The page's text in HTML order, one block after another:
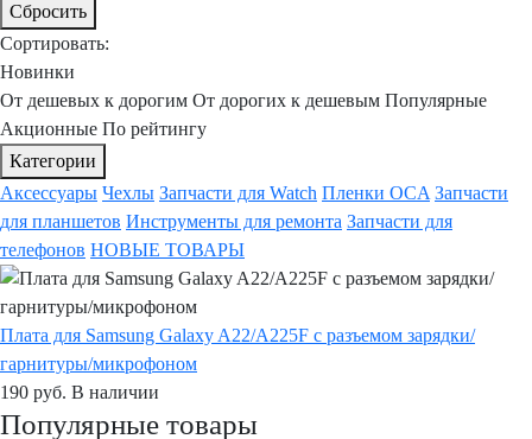
Сбросить
Сортировать:
Новинки
От дешевых к дорогим От дорогих к дешевым Популярные
Акционные По рейтингу
Категории
Аксессуары Чехлы Запчасти для Watch Пленки OCA Запчасти
для планшетов Инструменты для ремонта Запчасти для
телефонов НОВЫЕ ТОВАРЫ
Плата для Samsung Galaxy A22/A225F с разъемом зарядки/
гарнитуры/микрофоном
190 руб. В наличии
Популярные товары